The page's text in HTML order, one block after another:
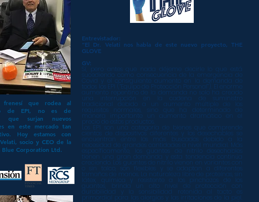
que rodea al
de EPI, no es de
que surjan nuevos
en este mercado tan
Hoy estamos con
socio y CEO de la
Blue Corporation Ltd.
Entrevistador:
“El Dr. Velati nos habla de este nuevo proyecto, THE
GLOVE
GV:
Sí, pero antes que nada déjeme decirle lo que está
sucediendo como consecuencia de la emergencia de
Covid y el consiguiente aumento en la demanda de
todos los EPI (“Equipo de Protección Personal”). El enorme
aumento repentino de la demanda no solo ha creado
una interrupción en la cadena de suministro
tradicional debido a un aumento múltiple de los
requisitos normales, sino que ha determinado de
manera importante un aumento dramático en el
precio de estos productos.
Los EPI son una categoría de bienes que comprende
cientos de dispositivos diferentes y los desechables se
encuentran entre los más buscados debido a la
necesidad de grandes cantidades a nivel mundial. Más
específicamente, los guantes de nitrilo desechables
tienen una gran demanda y esta tendencia continúa
creciendo. Los guantes de nitrilo vienen en variantes con
o sin talco, son flexibles y se adaptan a diferentes
tamaños de manos. La naturaleza libre de proteínas, sin
látex, química y resistente a los pinchazos de los
guantes, brinda un alto nivel de protección con
durabilidad y la sensibilidad retenida al tacto es
primordial para las alergias y las irritaciones de la piel.